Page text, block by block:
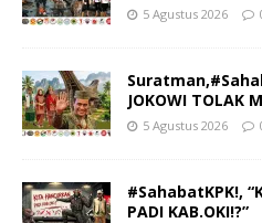
5 Agustus 2026
JOKOWI TOLAK
5 Agustus 2026
#SahabatKPK!,
PADI KAB.OKI!?”